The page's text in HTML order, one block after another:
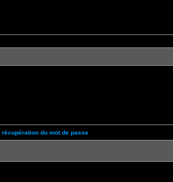
récupération du mot de passe